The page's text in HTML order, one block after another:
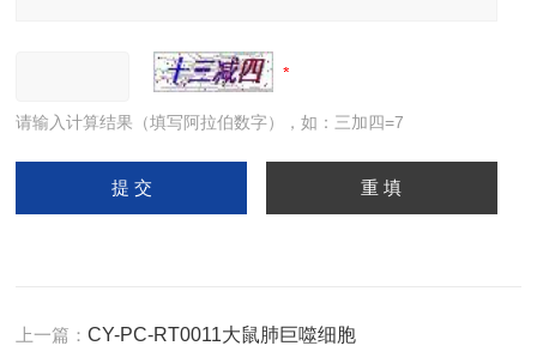
请输入计算结果（填写阿拉伯数字），如：三加四=7
上一篇：CY-PC-RT0011大鼠肺巨噬细胞